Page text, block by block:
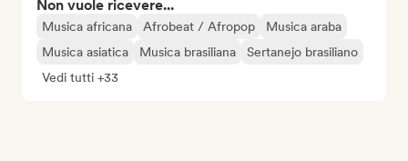
Non vuole ricevere...
Musica africana Afrobeat / Afropop
Musica araba
Musica asiatica
Musica brasiliana
Sertanejo brasiliano
Vedi tutti +33